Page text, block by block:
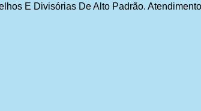
E Divisórias De Alto Padrão.